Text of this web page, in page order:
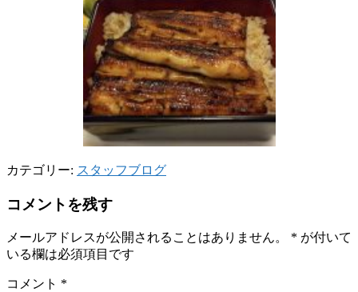
カテゴリー: スタッフブログ
コメントを残す
メールアドレスが公開されることはありません。 * が付いて
いる欄は必須項目です
コメント *